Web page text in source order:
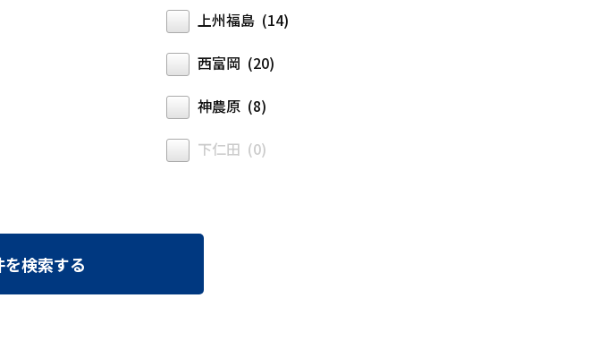
上州福島 (14)
西富岡 (20)
神農原 (8)
下仁田 (0)